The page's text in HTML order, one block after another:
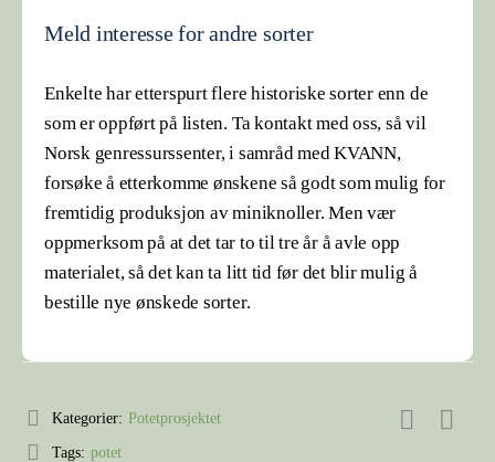
Meld interesse for andre sorter
Enkelte har etterspurt flere historiske sorter enn de
som er oppført på listen. Ta kontakt med oss, så vil
Norsk genressurssenter, i samråd med KVANN,
forsøke å etterkomme ønskene så godt som mulig for
fremtidig produksjon av miniknoller. Men vær
oppmerksom på at det tar to til tre år å avle opp
materialet, så det kan ta litt tid før det blir mulig å
bestille nye ønskede sorter.
Kategorier: Potetprosjektet
Tags: potet